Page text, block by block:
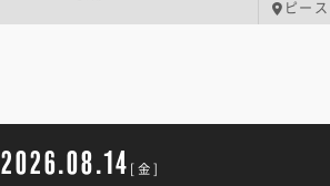
ピー
2026.08.14 [金]